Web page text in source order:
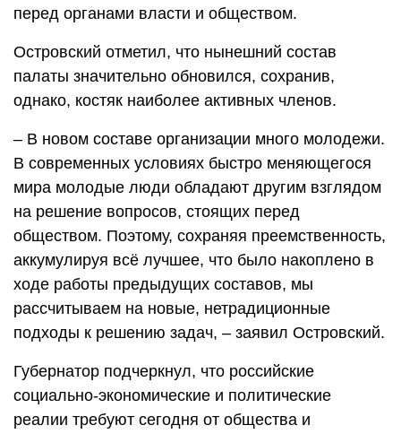
перед органами власти и обществом.
Островский отметил, что нынешний состав
палаты значительно обновился, сохранив,
однако, костяк наиболее активных членов.
– В новом составе организации много молодежи.
В современных условиях быстро меняющегося
мира молодые люди обладают другим взглядом
на решение вопросов, стоящих перед
обществом. Поэтому, сохраняя преемственность,
аккумулируя всё лучшее, что было накоплено в
ходе работы предыдущих составов, мы
рассчитываем на новые, нетрадиционные
подходы к решению задач, – заявил Островский.
Губернатор подчеркнул, что российские
социально-экономические и политические
реалии требуют сегодня от общества и